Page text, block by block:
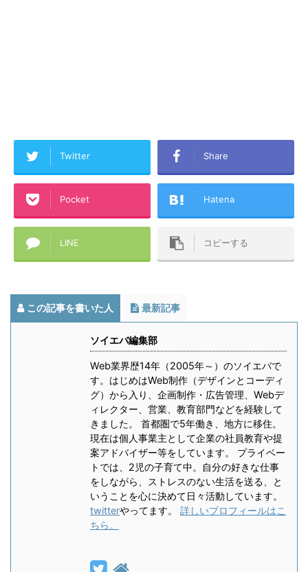
Twitter Share
Pocket Hatena
LINE コピーする
この記事を書いた人 最新記事
ソイエバ編集部
Web業界歴14年（2005年～）のソイエバで
す。はじめはWeb制作（デザインとコーディ
グ）から入り、企画制作・広告管理、Webデ
ィレクター、営業、教育部門などを経験して
きました。 首都圏で5年働き、地方に移住。
現在は個人事業主として企業の社員教育や提
案アドバイザー等をしています。 プライベー
トでは、2児の子育て中。自分の好きな仕事
をしながら、ストレスのない生活を送る、と
いうことを心に決めて日々活動しています。
twitterやってます。 詳しいプロフィールはこ
ちら。